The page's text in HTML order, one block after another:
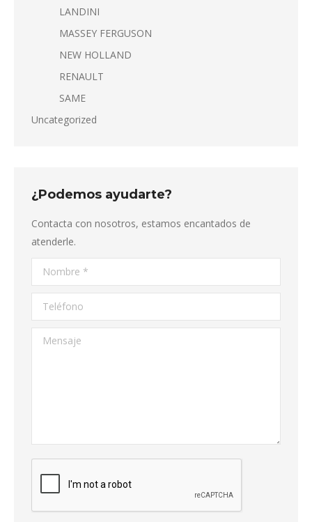
LANDINI
MASSEY FERGUSON
NEW HOLLAND
RENAULT
SAME
Uncategorized
¿Podemos ayudarte?
Contacta con nosotros, estamos encantados de
atenderle.
Nombre *
Teléfono
Mensaje